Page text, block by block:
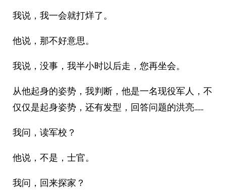
我说，我一会就打烊了。
他说，那不好意思。
我说，没事，我半小时以后走，您再坐会。
从他起身的姿势，我判断，他是一名现役军人，不
仅仅是起身姿势，还有发型，回答问题的洪亮……
我问，读军校？
他说，不是，士官。
我问，回来探家？